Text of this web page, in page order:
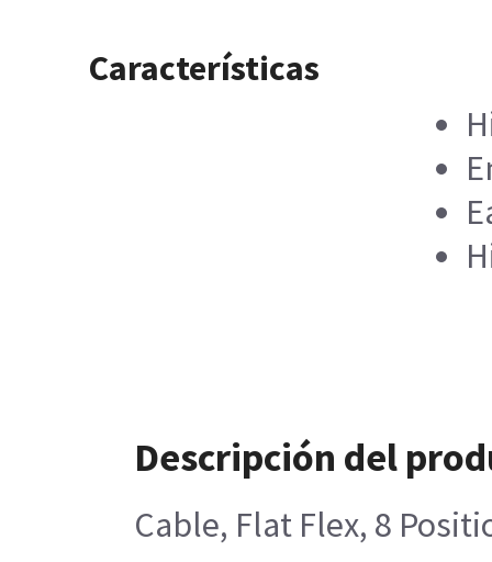
Características
Descripción del
Cable, Flat Flex, 8